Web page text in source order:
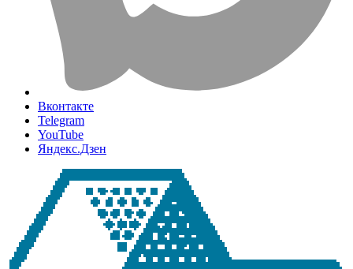
Вконтакте
Telegram
YouTube
Яндекс.Дзен